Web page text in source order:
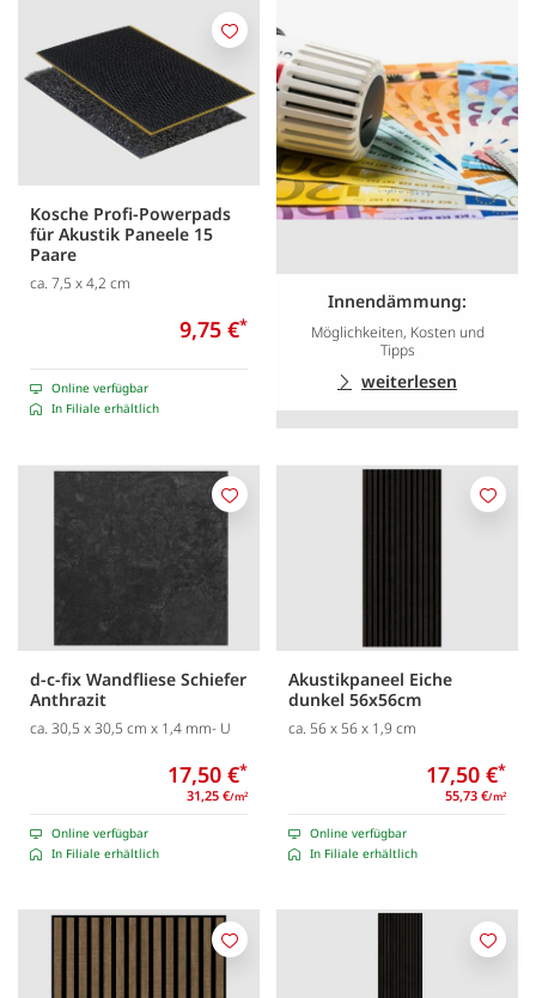
Kosche Profi-Powerpads
für Akustik Paneele 15
Paare
ca. 7,5 x 4,2 cm
9,75 €*
Online verfügbar
In Filiale erhältlich
Merken
Innendämmung:
Möglichkeiten, Kosten und
Tipps
weiterlesen
d-c-fix Wandfliese Schiefer
Anthrazit
ca. 30,5 x 30,5 cm x 1,4 mm- U
17,50 €*
31,25 €/m2
Online verfügbar
In Filiale erhältlich
Merken
Akustikpaneel Eiche
dunkel 56x56cm
ca. 56 x 56 x 1,9 cm
17,50 €*
55,73 €/m2
Online verfügbar
In Filiale erhältlich
Merken